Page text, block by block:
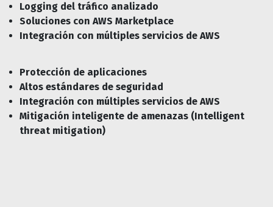
Logging del tráfico analizado
Soluciones con AWS Marketplace
Integración con múltiples servicios de AWS
Protección de aplicaciones
Altos estándares de seguridad
Integración con múltiples servicios de AWS
Mitigación inteligente de amenazas (Intelligent
threat mitigation)